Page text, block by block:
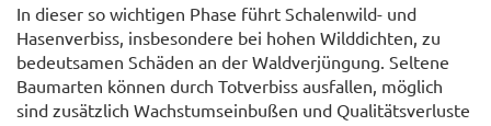
In dieser so wichtigen Phase führt Schalenwild- und
Hasenverbiss, insbesondere bei hohen Wilddichten, zu
bedeutsamen Schäden an der Waldverjüngung. Seltene
Baumarten können durch Totverbiss ausfallen, möglich
sind zusätzlich Wachstumseinbußen und Qualitätsverluste